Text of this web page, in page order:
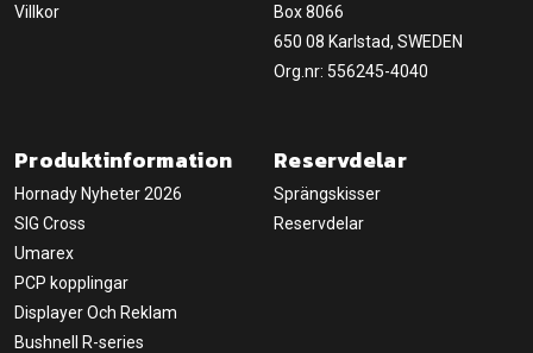
Villkor
Box 8066
650 08 Karlstad, SWEDEN
Org.nr: 556245-4040
Produktinformation
Hornady Nyheter 2026
SIG Cross
Umarex
PCP kopplingar
Displayer Och Reklam
Bushnell R-series
Reservdelar
Sprängskisser
Reservdelar